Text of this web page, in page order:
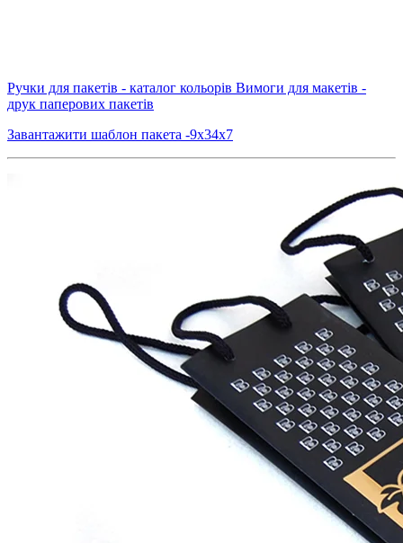
Ручки для пакетів - каталог кольорів Вимоги для макетів -
друк паперових пакетів
Завантажити шаблон пакета -9х34х7